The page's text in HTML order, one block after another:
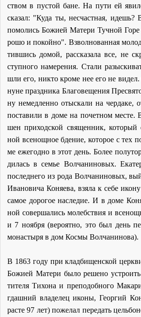
ством в пу­стой бане. На пу­ти ей
ска­зал: "Ку­да ты, несчаст­ная, идешь?
по­мо­лись Бо­жи­ей Ма­те­ри Туч­ной
ро­шо и по­кой­но". Взвол­но­ван­ная
тив­шись до­мой, рас­ска­за­ла все, не
ступ­но­го на­ме­ре­ния. Ста­ли
шли его, ни­кто кро­ме нее его не
нуне празд­ни­ка Бла­го­ве­ще­ния
ну немед­лен­но отыс­ка­ли на чер­да­ке,
по­ста­ви­ли в до­ме на по­чет­ном
шен при­ход­ской свя­щен­ник,
ной все­нощ­ное бде­ние, ко­то­рое с тех
ме еже­год­но в этот день. Бо­лее
ди­лась в се­мье Вол­ча­ни­но­вых.
по­след­не­го из ро­да Вол­ча­ни­но­вых,
Ива­но­ви­ча Ко­ня­е­ва, взя­ла к се­бе
са­мое до­ро­гое на­сле­дие. И в до­ме
ной со­вер­ша­лись мо­леб­ствия и
и 7 но­яб­ря (ве­ро­ят­но, это был день
мо­на­сты­ря в дом Кос­мы Вол­ча­ни­но­ва).
В 1863 го­ду при клад­би­щен­ской
Бо­жи­ей Ма­те­ри бы­ло ре­ше­но
ти­те­ля Ти­хо­на и пре­по­доб­но­го
гдаш­ний вла­де­лец ико­ны, Ге­ор­гий
расте 97 лет) по­же­лал пе­ре­дать